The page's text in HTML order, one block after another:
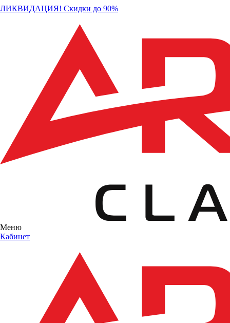
ЛИКВИДАЦИЯ! Скидки до 90%
Меню
Кабинет